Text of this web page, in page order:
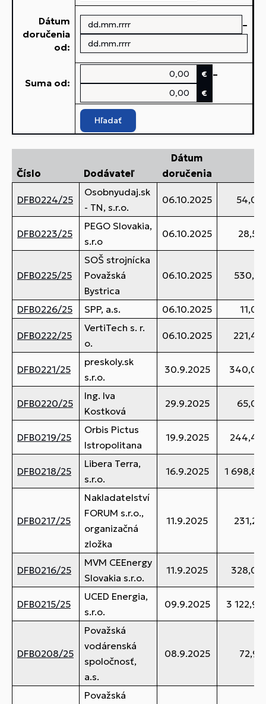
Dátum
doručenia
od:
–
Suma od:
€ –
€
Hľadať
Číslo Dodávateľ
Dátum
doručenia
DFB0224/25
Osobnyudaj.sk
- TN, s.r.o.
06.10.2025 54,00
DFB0223/25
PEGO Slovakia,
s.r.o
06.10.2025 28,50
DFB0225/25
SOŠ strojnícka
Považská
Bystrica
06.10.2025 530,71
DFB0226/25 SPP, a.s. 06.10.2025 11,00
DFB0222/25
VertiTech s. r.
o.
06.10.2025 221,40
DFB0221/25
preskoly.sk
s.r.o.
30.9.2025 340,00
DFB0220/25
Ing. Iva
Kostková
29.9.2025 65,00
DFB0219/25
Orbis Pictus
Istropolitana
19.9.2025 244,40
DFB0218/25
Libera Terra,
s.r.o.
16.9.2025 1 698,80
DFB0217/25
Nakladatelství
FORUM s.r.o.,
organizačná
zložka
11.9.2025 231,24
DFB0216/25
MVM CEEnergy
Slovakia s.r.o.
11.9.2025 328,04
DFB0215/25
UCED Energia,
s.r.o.
09.9.2025 3 122,93
DFB0208/25
Považská
vodárenská
spoločnosť,
a.s.
08.9.2025 72,95
Považská